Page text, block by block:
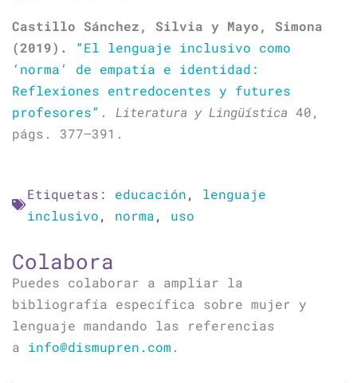
Castillo Sánchez, Silvia y Mayo, Simona
(2019).
“El lenguaje inclusivo como
‘norma’ de empatía e identidad:
Reflexiones entredocentes y futures
profesores” . Literatura y Lingüística 40,
págs. 377–391.
Etiquetas: educación, lenguaje
inclusivo, norma, uso
Colabora
Puedes colaborar a ampliar la
bibliografía específica sobre mujer y
lenguaje mandando las referencias
a info@dismupren.com .